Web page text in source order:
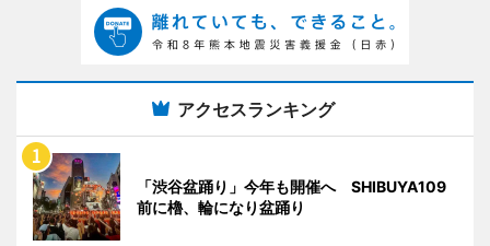
アクセスランキング
「渋谷盆踊り」今年も開催へ SHIBUYA109
前に櫓、輪になり盆踊り